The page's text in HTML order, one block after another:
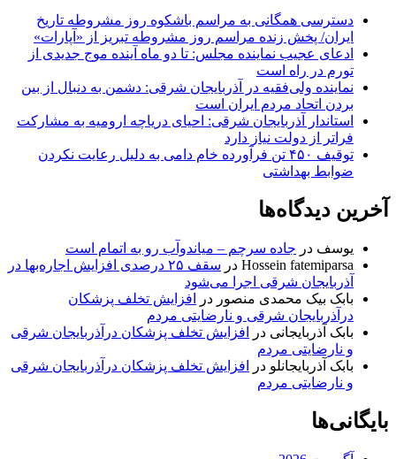
دسترسی همگانی به مراسم باشکوه روز مشروطه تاریخ
ایران/ پخش زنده مراسم روز مشروطه تبریز از «آپارات»
ادعای عجیب نماینده مجلس: تا دو ماه آینده موج جدیدی از
تورم در راه است
نماینده ولی‌فقیه در آذربایجان شرقی: دشمن به دنبال از بین
بردن اتحاد مردم ایران است
استاندار آذربایجان شرقی: احیای دریاچه ارومیه به مشارکت
فراتر از دولت نیاز دارد
توقیف ۴۵۰ تن فرآورده خام دامی به دلیل رعایت نکردن
ضوابط بهداشتی
آخرین دیدگاه‌ها
یوسف در جاده سرچم – میاندوآب رو به اتمام است
Hossein fatemiparsa در
سقف ۲۵ درصدی افزایش اجاره‌بها در
آذربایجان شرقی اجرا می‌شود
بابک بیک محمدی منصور در
افزایش تخلف پزشکان
درآذربایجان شرقی و نارضایتی مردم
بابک آذربایجانی در
افزایش تخلف پزشکان درآذربایجان شرقی
و نارضایتی مردم
بابک آذربایجانلو در
افزایش تخلف پزشکان درآذربایجان شرقی
و نارضایتی مردم
بایگانی‌ها